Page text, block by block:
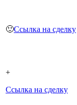
🙂Ссылка на сделку
+
Ссылка на сделку